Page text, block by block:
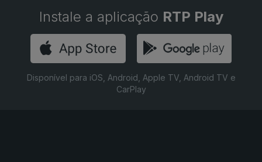
Instale a aplicação RTP Play
Disponível para iOS, Android, Apple TV, Android TV e
CarPlay